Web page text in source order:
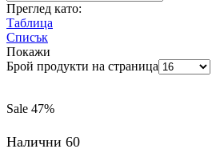
Преглед като:
Таблица
Списък
Покажи
Брой продукти на страница
Sale 47%
Налични 60